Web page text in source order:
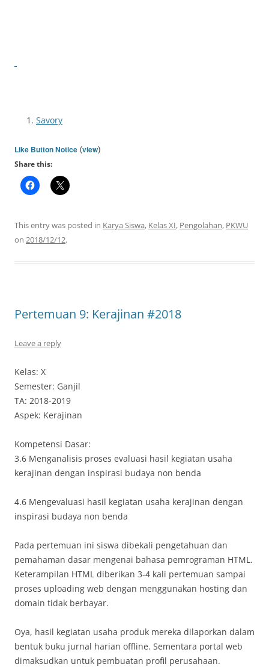
Savory
Like Button Notice (view)
Share this:
This entry was posted in Karya Siswa, Kelas XI, Pengolahan, PKWU
on 2018/12/12.
Pertemuan 9: Kerajinan #2018
Leave a reply
Kelas: X
Semester: Ganjil
TA: 2018-2019
Aspek: Kerajinan
Kompetensi Dasar:
3.6 Menganalisis proses evaluasi hasil kegiatan usaha
kerajinan dengan inspirasi budaya non benda
4.6 Mengevaluasi hasil kegiatan usaha kerajinan dengan
inspirasi budaya non benda
Pada pertemuan ini siswa dibekali pengetahuan dan
pemahaman dasar mengenai bahasa pemrograman HTML.
Keterampilan HTML diberikan 3-4 kali pertemuan sampai
proses uploading web dengan menggunakan hosting dan
domain tidak berbayar.
Oya, hasil kegiatan usaha produk mereka dilaporkan dalam
bentuk buku jurnal harian offline. Sementara portal web
dimaksudkan untuk pembuatan profil perusahaan.